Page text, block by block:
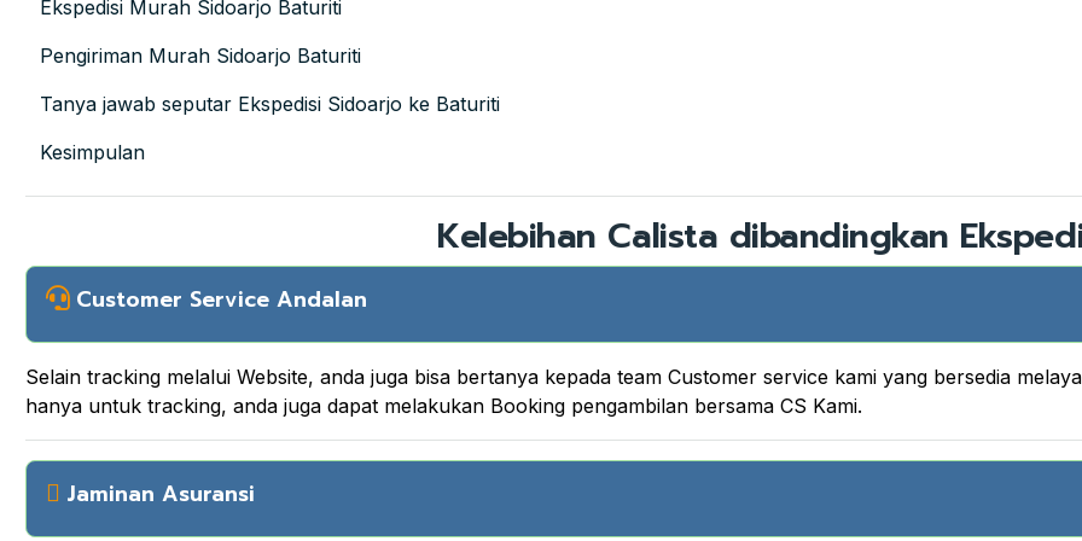
Ekspedisi Murah Sidoarjo Baturiti
Pengiriman Murah Sidoarjo Baturiti
Tanya jawab seputar Ekspedisi Sidoarjo ke Baturiti
Kesimpulan
Kelebihan Calista dibandingkan
Customer Service Andalan
Selain tracking melalui Website, anda juga bisa bertanya kepada team Customer service kami yang bersedia
hanya untuk tracking, anda juga dapat melakukan Booking pengambilan bersama CS Kami.
Jaminan Asuransi